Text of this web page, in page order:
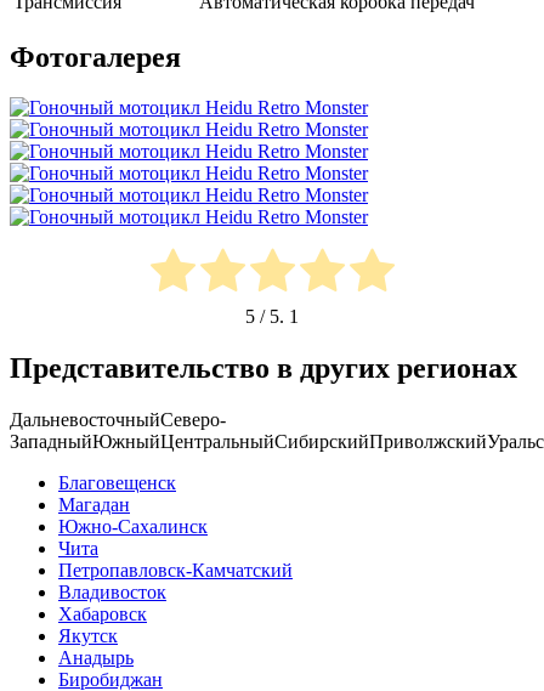
Фотогалерея
5 / 5. 1
Представительство в других регионах
ДальневосточныйСеверо-
ЗападныйЮжныйЦентральныйСибирскийПриволжский
Благовещенск
Магадан
Южно-Сахалинск
Чита
Петропавловск-Камчатский
Владивосток
Хабаровск
Якутск
Анадырь
Биробиджан